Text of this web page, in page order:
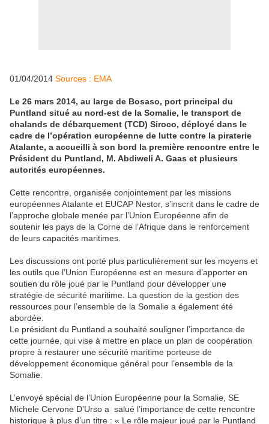
01/04/2014 Sources : EMA
Le 26 mars 2014, au large de Bosaso, port principal du
Puntland situé au nord-est de la Somalie, le transport de
chalands de débarquement (TCD) Siroco, déployé dans le
cadre de l’opération européenne de lutte contre la piraterie
Atalante, a accueilli à son bord la première rencontre entre le
Président du Puntland, M. Abdiweli A. Gaas et plusieurs
autorités européennes.
Cette rencontre, organisée conjointement par les missions
européennes Atalante et EUCAP Nestor, s’inscrit dans le cadre de
l’approche globale menée par l’Union Européenne afin de
soutenir les pays de la Corne de l’Afrique dans le renforcement
de leurs capacités maritimes.
Les discussions ont porté plus particulièrement sur les moyens et
les outils que l’Union Européenne est en mesure d’apporter en
soutien du rôle joué par le Puntland pour développer une
stratégie de sécurité maritime. La question de la gestion des
ressources pour l’ensemble de la Somalie a également été
abordée.
Le président du Puntland a souhaité souligner l’importance de
cette journée, qui vise à mettre en place un plan de coopération
propre à restaurer une sécurité maritime porteuse de
développement économique général pour l’ensemble de la
Somalie.
L’envoyé spécial de l’Union Européenne pour la Somalie, SE
Michele Cervone D’Urso a salué l’importance de cette rencontre
historique à plus d’un titre : « Le rôle majeur joué par le Puntland